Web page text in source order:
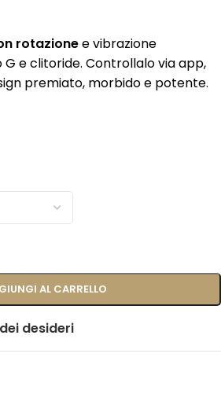
rotazionee vibrazione
e clitoride. Controllalo via app,
premiato, morbido e potente.
AL CARRELLO
desideri